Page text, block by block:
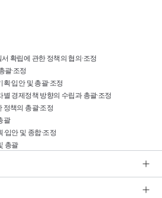
확립에 관한 정책의 협의·조정
괄·조정
·입안 및 총괄·조정
경제정책 방향의 수립과 총괄·조정
정책의 총괄·조정
괄
입안 및 종합·조정
총괄